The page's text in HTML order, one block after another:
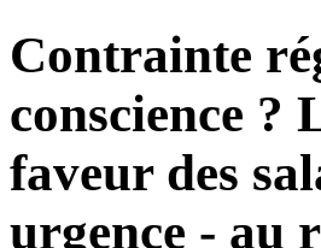
Contrainte
conscience ?
faveur des
urgence - au